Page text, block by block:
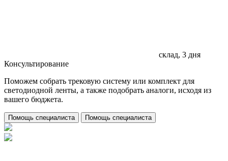
склад, 3 дня
Консультирование
Поможем собрать трековую систему или комплект для
светодиодной ленты, а также подобрать аналоги, исходя из
вашего бюджета.
Помощь специалиста Помощь специалиста